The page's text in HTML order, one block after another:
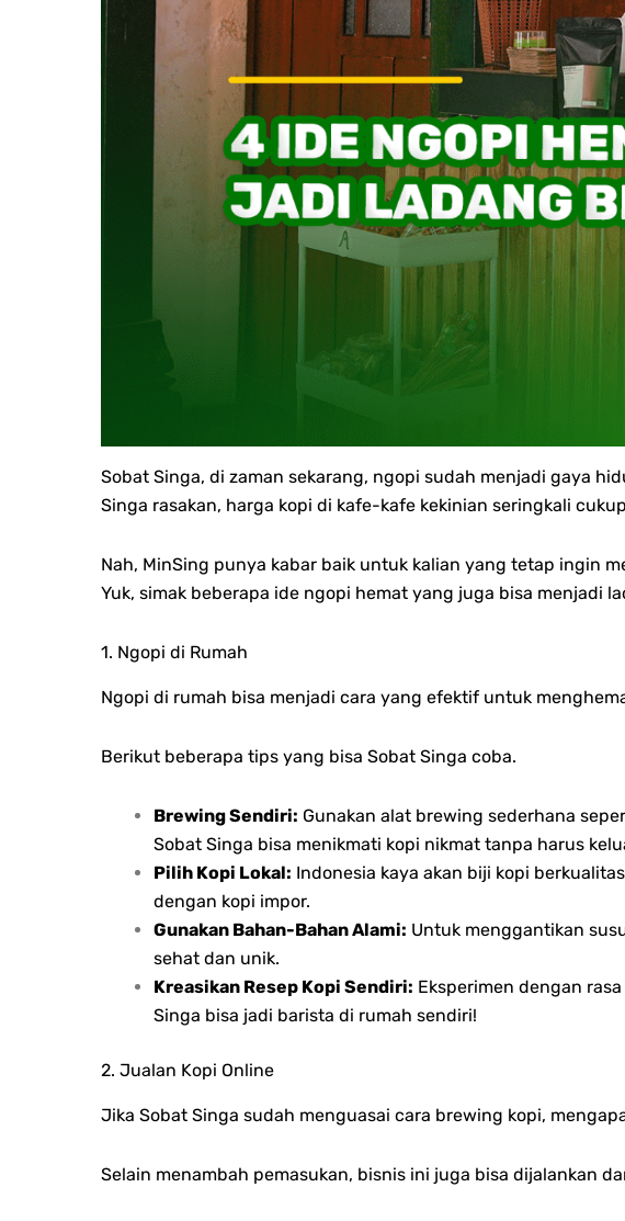
Sobat Singa, di zaman sekarang, ngopi sudah menjadi gaya
Singa rasakan, harga kopi di kafe-kafe kekinian seringkali
Nah, MinSing punya kabar baik untuk kalian yang tetap ingin
Yuk, simak beberapa ide ngopi hemat yang juga bisa menjadi
1. Ngopi di Rumah
Ngopi di rumah bisa menjadi cara yang efektif untuk
Berikut beberapa tips yang bisa Sobat Singa coba.
Brewing Sendiri: Gunakan alat brewing sederhana
Sobat Singa bisa menikmati kopi nikmat tanpa harus
Pilih Kopi Lokal: Indonesia kaya akan biji kopi
dengan kopi impor.
Gunakan Bahan-Bahan Alami: Untuk menggantikan
sehat dan unik.
Kreasikan Resep Kopi Sendiri: Eksperimen dengan
Singa bisa jadi barista di rumah sendiri!
2. Jualan Kopi Online
Jika Sobat Singa sudah menguasai cara brewing kopi,
Selain menambah pemasukan, bisnis ini juga bisa dijalankan